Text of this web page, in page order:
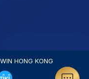
HONG KONG